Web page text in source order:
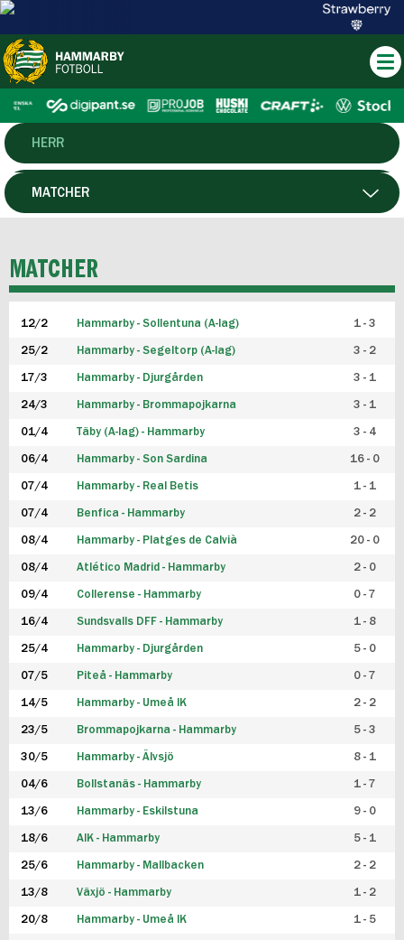
HERR
DAM
P19
F19
FUTSAL HERR
FUTSAL DAM
MATCHER
MATCHER
12/2 Hammarby - Sollentuna (A-lag) 1 - 3
25/2 Hammarby - Segeltorp (A-lag) 3 - 2
17/3 Hammarby - Djurgården 3 - 1
24/3 Hammarby - Brommapojkarna 3 - 1
01/4 Täby (A-lag) - Hammarby 3 - 4
06/4 Hammarby - Son Sardina 16 - 0
07/4 Hammarby - Real Betis 1 - 1
07/4 Benfica - Hammarby 2 - 2
08/4 Hammarby - Platges de Calvià 20 - 0
08/4 Atlético Madrid - Hammarby 2 - 0
09/4 Collerense - Hammarby 0 - 7
16/4 Sundsvalls DFF - Hammarby 1 - 8
25/4 Hammarby - Djurgården 5 - 0
07/5 Piteå - Hammarby 0 - 7
14/5 Hammarby - Umeå IK 2 - 2
23/5 Brommapojkarna - Hammarby 5 - 3
30/5 Hammarby - Älvsjö 8 - 1
04/6 Bollstanäs - Hammarby 1 - 7
13/6 Hammarby - Eskilstuna 9 - 0
18/6 AIK - Hammarby 5 - 1
25/6 Hammarby - Mallbacken 2 - 2
13/8 Växjö - Hammarby 1 - 2
20/8 Hammarby - Umeå IK 1 - 5